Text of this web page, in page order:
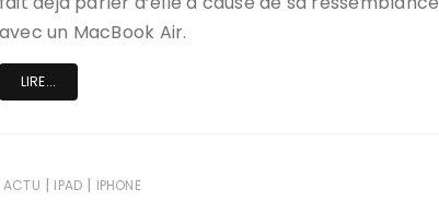
un MacBook Air.
LIRE...
ACTU | IPAD | IPHONE